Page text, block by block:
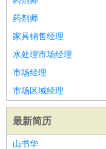
药剂师
家具销售经理
水处理市场经理
市场经理
市场区域经理
最新简历
山书华